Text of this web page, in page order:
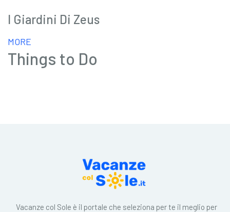
I Giardini Di Zeus
MORE
Things to Do
Vacanze col Sole è il portale che seleziona per te il meglio per